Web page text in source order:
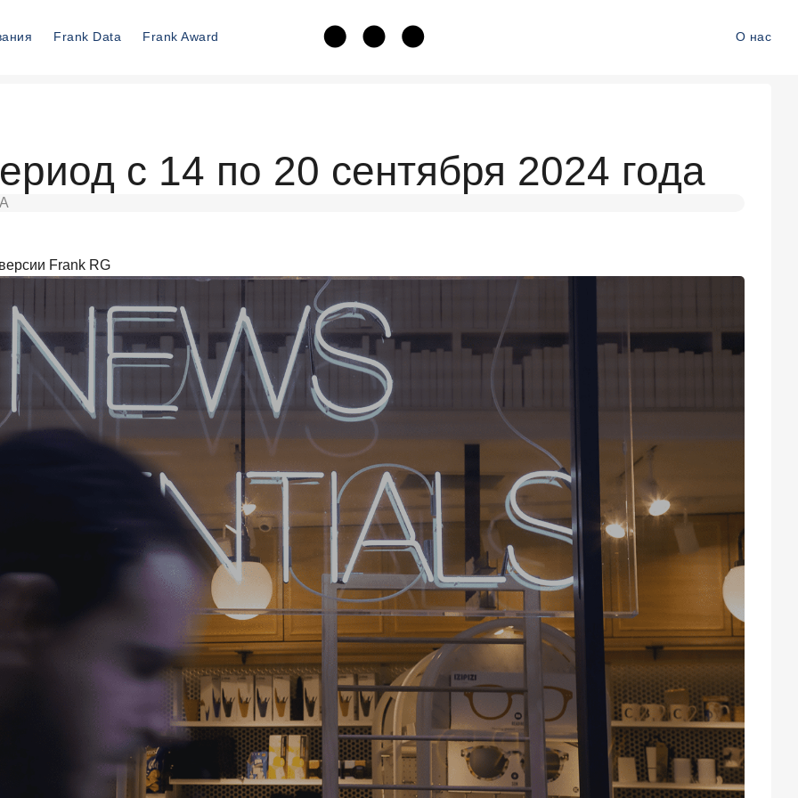
Frank Data Frank Award О нас
с 14 по 20 сентября 2024 года
Frank RG